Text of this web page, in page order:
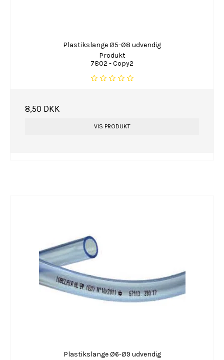
Plastikslange Ø5-Ø8 udvendig
Produkt
7802 - Copy2
8,50 DKK
VIS PRODUKT
Plastikslange Ø6-Ø9 udvendig